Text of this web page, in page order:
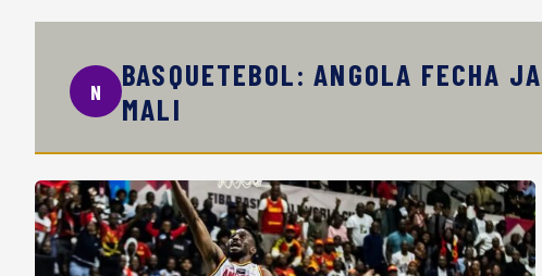
N
BASQUETEBOL: ANGOLA FECHA
MALI